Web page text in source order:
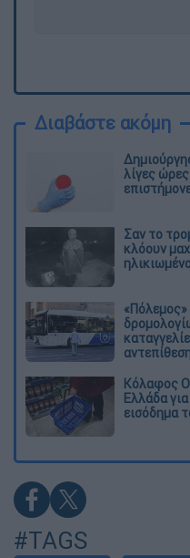
Διαβάστε ακόμη
λίγες
Σαν το
κλόουν
Κόλαφος
Ελλάδα
εισόδημα
#TAGS